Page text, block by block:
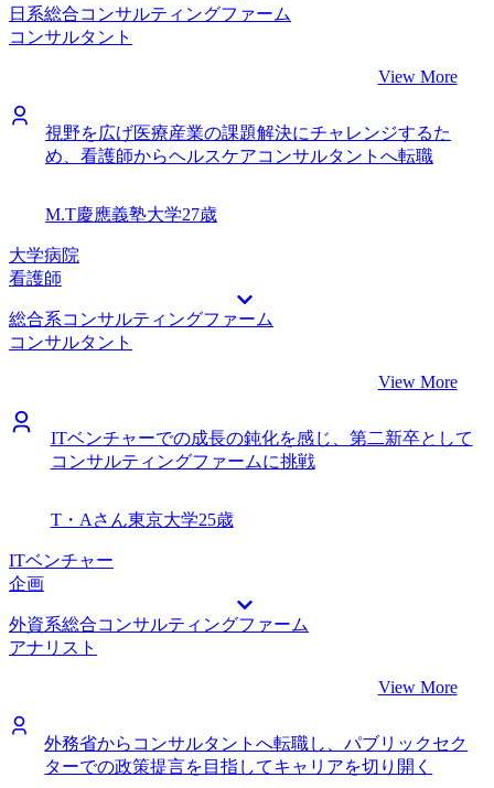
日系総合コンサルティングファーム
コンサルタント
View More
視野を広げ医療産業の課題解決にチャレンジするた
め、看護師からヘルスケアコンサルタントへ転職
M.T慶應義塾大学27歳
大学病院
看護師
総合系コンサルティングファーム
コンサルタント
View More
ITベンチャーでの成長の鈍化を感じ、第二新卒として
コンサルティングファームに挑戦
T・Aさん東京大学25歳
ITベンチャー
企画
外資系総合コンサルティングファーム
アナリスト
View More
外務省からコンサルタントへ転職し、パブリックセク
ターでの政策提言を目指してキャリアを切り開く